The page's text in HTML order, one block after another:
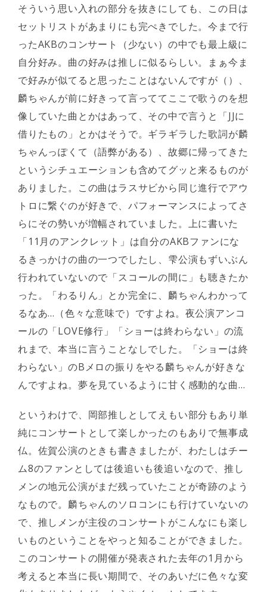
そういう思い入れの部分を抜きにしても、この日は
セットリストがあまりにも完ぺきでした。今まで行
ったAKBのコンサート（少ない）の中でも最上級に
自分好み。曲の好みは推しに似るらしい。まぁ今ま
で好みが似てると思ったことはないんですが（）、
麟ちゃんが前に好きって言っててここで歌うのを想
像していた曲とかはあって、その中で言うと「JJに
借りたもの」とかはそうで。ギラギラした歌詞が麟
ちゃんっぽくて（語弊がある）、故郷に帰ってきた
というシチュエーションも含めてグッと来るものが
ありました。この曲はラスサビから同じ進行でアウ
トロに繋ぐのが好きで、パフォーマンスによってさ
らにその勢いが増幅されていました。上に書いた
「11月のアンクレット」は自分のAKBファンにな
るきっかけの曲の一つでしたし、雫公演もずいぶん
行われていないので「スコールの間に」も聴きたか
った。「わるりん」とか完全に、麟ちゃんわかって
るなあ…（色々な意味で）ですよね。夜公演アンコ
ールの「LOVE修行」「ショーは終わらない」の流
れまで、本当に言うことなしでした。「ショーは終
わらない」のBメロの振りをやる麟ちゃんが好きな
んですよね。夢を見ているように甘く感動的な曲…
というわけで、岡部推しとしてえもい部分もあり単
純にコンサートとして楽しかったのもありで無事成
仏。佐賀公演のときも書きましたが、わたしはチー
ム8のファンとしては後追いも後追いなので、推し
メンの地元公演がまだ残っていたことが奇跡のよう
なもので。麟ちゃんのソロコンにも行けていないの
で、推しメンが主役のコンサートがこんなにも楽し
いものということをやっと知ることができました。
このコンサートの開催が発表された去年の1月から
考えると本当に長い期間で、そのあいだに色々な変